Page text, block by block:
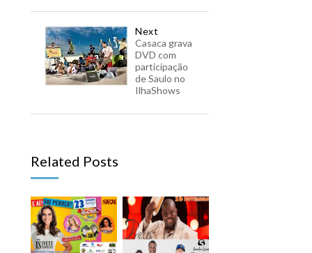
Next
Casaca grava
DVD com
participação
de Saulo no
IlhaShows
Related Posts